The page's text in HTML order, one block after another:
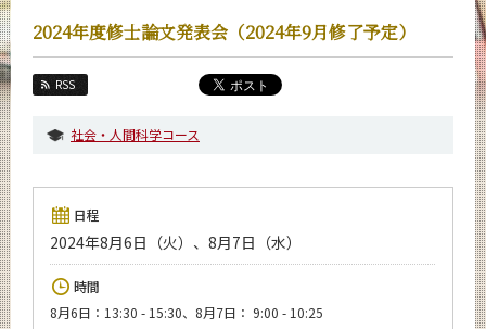
2024年度修士論文発表会（2024年9月修了予定）
RSS
社会・人間科学コース
日程
2024年8月6日（火）、8月7日（水）
時間
8月6日：13:30 - 15:30、8月7日： 9:00 - 10:25
Education
入学案内
Admissions
社会・人間科学系 News